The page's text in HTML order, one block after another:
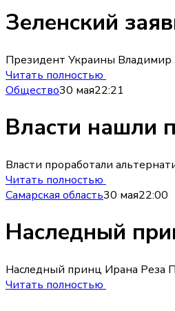
Зеленский
Президент Украины Владимир
Читать полностью
Общество30 мая22:21
Власти нашли
Власти проработали
Читать полностью
Самарская область30 мая22:00
Наследный
Наследный принц Ирана Реза
Читать полностью